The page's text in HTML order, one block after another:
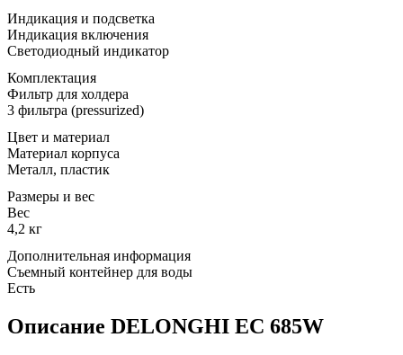
Индикация и подсветка
Индикация включения
Светодиодный индикатор
Комплектация
Фильтр для холдера
3 фильтра (pressurized)
Цвет и материал
Материал корпуса
Металл, пластик
Размеры и вес
Вес
4,2 кг
Дополнительная информация
Съемный контейнер для воды
Есть
Описание DELONGHI EC 685W